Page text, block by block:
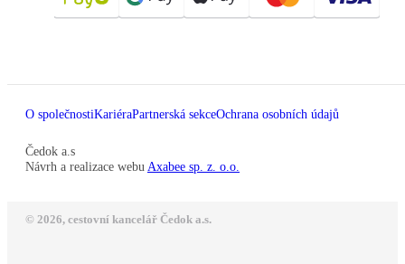
O společnostiKariéraPartnerská sekceOchrana osobních údajů
Čedok a.s
Návrh a realizace webu Axabee sp. z. o.o.
© 2026, cestovní kancelář Čedok a.s.